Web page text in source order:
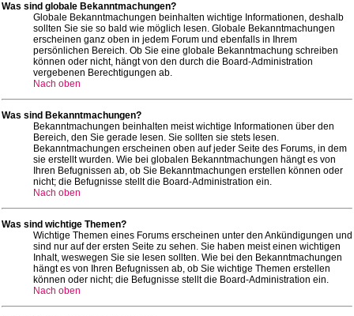
Was sind globale Bekanntmachungen?
Globale Bekanntmachungen beinhalten wichtige Informationen, deshalb
sollten Sie sie so bald wie möglich lesen. Globale Bekanntmachungen
erscheinen ganz oben in jedem Forum und ebenfalls in Ihrem
persönlichen Bereich. Ob Sie eine globale Bekanntmachung schreiben
können oder nicht, hängt von den durch die Board-Administration
vergebenen Berechtigungen ab.
Nach oben
Was sind Bekanntmachungen?
Bekanntmachungen beinhalten meist wichtige Informationen über den
Bereich, den Sie gerade lesen. Sie sollten sie stets lesen.
Bekanntmachungen erscheinen oben auf jeder Seite des Forums, in dem
sie erstellt wurden. Wie bei globalen Bekanntmachungen hängt es von
Ihren Befugnissen ab, ob Sie Bekanntmachungen erstellen können oder
nicht; die Befugnisse stellt die Board-Administration ein.
Nach oben
Was sind wichtige Themen?
Wichtige Themen eines Forums erscheinen unter den Ankündigungen und
sind nur auf der ersten Seite zu sehen. Sie haben meist einen wichtigen
Inhalt, weswegen Sie sie lesen sollten. Wie bei den Bekanntmachungen
hängt es von Ihren Befugnissen ab, ob Sie wichtige Themen erstellen
können oder nicht; die Befugnisse stellt die Board-Administration ein.
Nach oben